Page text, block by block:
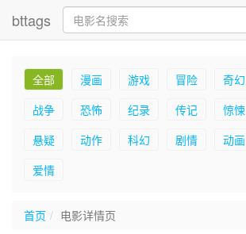
bttags
全部 漫画 游戏 冒险 奇幻
战争
恐怖 纪录 传记 惊悚
悬疑
动作 科幻 剧情 动画
爱情
首页 电影详情页